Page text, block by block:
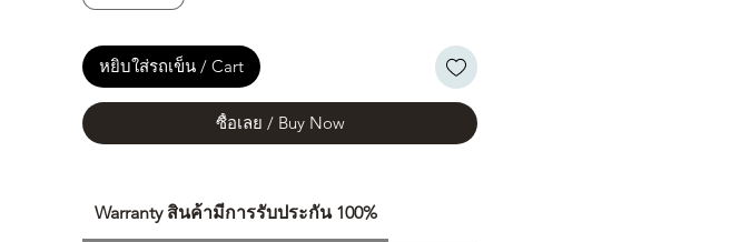
หยิบใส่รถเข็น / Cart
ซื้อเลย / Buy Now
Warranty สินค้ามีการรับประกัน 100%